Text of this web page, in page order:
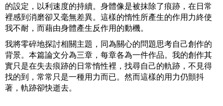
的設定，以利速度的持續。身體像是被抹除了痕跡，在日常
裡感到消磨卻又毫無差異。這樣的惰性所產生的作用力終使
我不耐，而藉由身體產生反作用的動機。
我將零碎地探討相關主題，同為關心的問題思考自己創作的
背景。本篇論文分為三章，每章各為一件作品。我的創作其
實只是在失去痕跡的日常惰性裡，找尋自己的軌跡，不見得
找的到，常常只是一種用力而已。然而這樣的用力仍顫抖
著，軌跡卻快逝去。